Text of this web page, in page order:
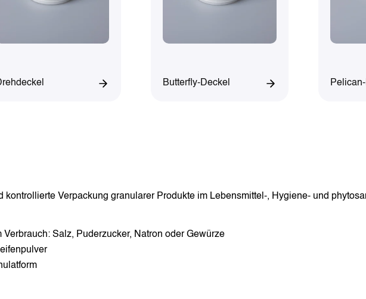
Butterfly-Deckel
kontrollierte Verpackung granularer Produkte im Lebensmittel-, Hygiene- und
Salz, Puderzucker, Natron oder Gewürze